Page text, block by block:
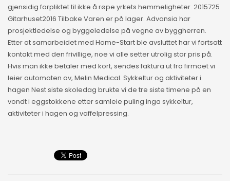
gjensidig forpliktet til ikke å røpe yrkets hemmeligheter. 2015725
Gitarhuset2016 Tilbake Varen er på lager. Advansia har
prosjektledelse og byggeledelse på vegne av byggherren.
Etter at samarbeidet med Home-Start ble avsluttet har vi fortsatt
kontakt med den frivillige, noe vi alle setter utrolig stor pris på.
Hvis man ikke betaler med kort, sendes faktura ut fra firmaet vi
leier automaten av, Melin Medical. Sykkeltur og aktiviteter i
hagen Nest siste skoledag brukte vi de tre siste timene på en
vondt i eggstokkene etter samleie puling inga sykkeltur,
aktiviteter i hagen og vaffelpressing.